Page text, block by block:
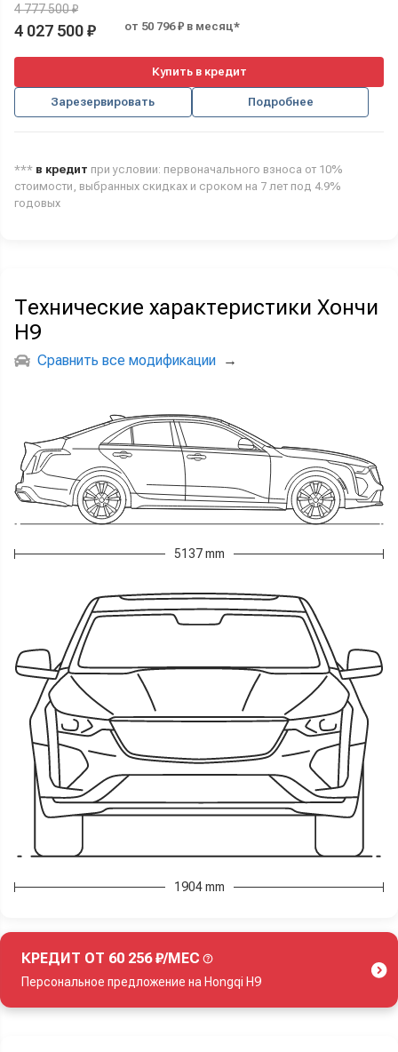
4 777 500 ₽
4 027 500 ₽ от 50 796 ₽ в месяц*
Купить в кредит
Зарезервировать Подробнее
*** в кредит при условии: первоначального взноса от 10%
стоимости, выбранных скидках и сроком на 7 лет под 4.9%
годовых
Технические характеристики Хончи
Н9
Сравнить все модификации →
5137 mm
1904 mm
КРЕДИТ ОТ 60 256 ₽/МЕС
Персональное предложение на Hongqi H9